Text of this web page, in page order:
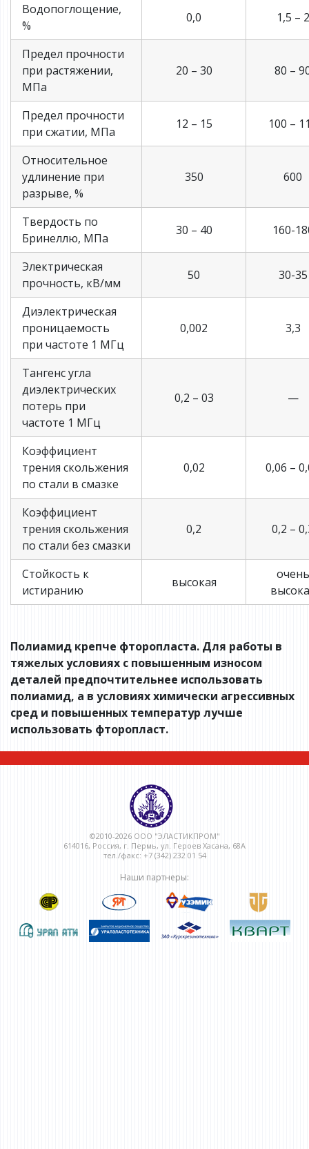
Водопоглощение,
%
0,0 1,5 – 2
Предел прочности
при растяжении,
МПа
20 – 30 80 –
Предел прочности
при сжатии, МПа
12 – 15 100 –
Относительное
удлинение при
разрыве, %
350 600
Твердость по
Бринеллю, МПа
30 – 40 160-
Электрическая
прочность, кВ/мм
50 30-35
Диэлектрическая
проницаемость
при частоте 1 МГц
0,002 3,3
Тангенс угла
диэлектрических
потерь при
частоте 1 МГц
0,2 – 03 —
Коэффициент
трения скольжения
по стали в смазке
0,02 0,06 –
Коэффициент
трения скольжения
по стали без смазки
0,2 0,2 –
Стойкость к
истиранию
высокая
очень
Полиамид крепче фторопласта. Для работы в
тяжелых условиях с повышенным износом
деталей предпочтительнее использовать
полиамид, а в условиях химически агрессивных
сред и повышенных температур лучше
использовать фторопласт.
©2010-2026 ООО "ЭЛАСТИКПРОМ"
614016, Россия, г. Пермь, ул. Героев Хасана, 68А
тел./факс: +7 (342) 232 01 54
Наши партнеры: